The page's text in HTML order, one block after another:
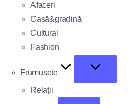
Afaceri
Casă&gradină
Cultural
Fashion
Frumusete
Relații